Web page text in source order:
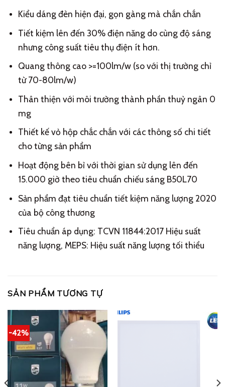
Kiểu dáng đèn hiện đại, gọn gàng mà chắn chắn
Tiết kiệm lên đến 30% điện năng do cùng độ sáng
nhưng công suất tiêu thụ điện ít hơn.
Quang thông cao >=100lm/w (so với thị trường chỉ
từ 70-80lm/w)
Thân thiện với môi trường thành phần thuỷ ngân 0
mg
Thiết kế vỏ hộp chắc chắn với các thông số chi tiết
cho từng sản phẩm
Hoạt động bên bỉ với thời gian sử dụng lên đến
15.000 giờ theo tiêu chuẩn chiếu sáng B50L70
Sản phẩm đạt tiêu chuẩn tiết kiệm năng lượng 2020
của bộ công thương
Tiêu chuẩn áp dụng: TCVN 11844:2017 Hiệu suất
năng lượng, MEPS: Hiệu suất năng lượng tối thiểu
SẢN PHẨM TƯƠNG TỰ
-42%